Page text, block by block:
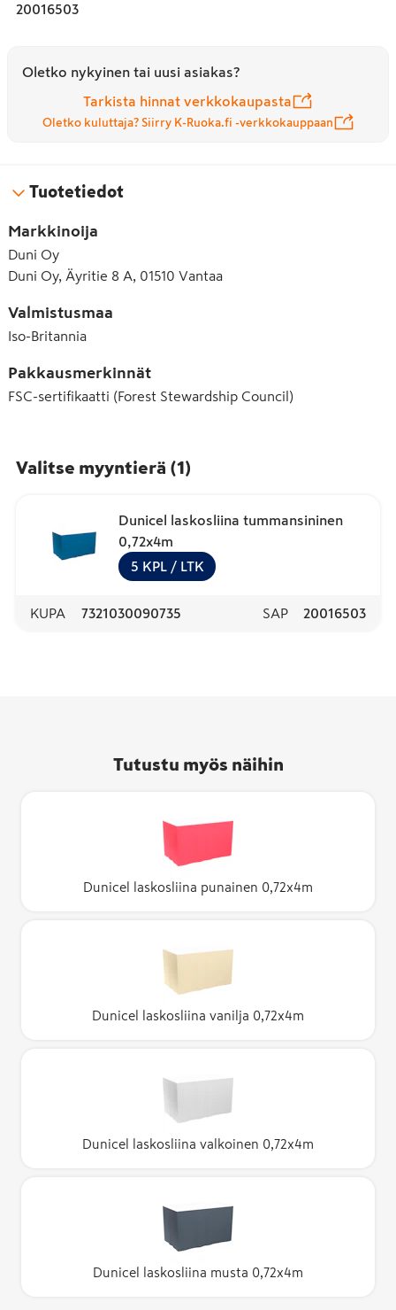
20016503
Oletko nykyinen tai uusi asiakas?
Tarkista hinnat verkkokaupasta
Oletko kuluttaja? Siirry K-Ruoka.fi -verkkokauppaan
Tuotetiedot
Markkinoija
Duni Oy
Duni Oy, Äyritie 8 A, 01510 Vantaa
Valmistusmaa
Iso-Britannia
Pakkausmerkinnät
FSC-sertifikaatti (Forest Stewardship Council)
Valitse myyntierä (1)
Dunicel laskosliina tummansininen
0,72x4m
5 KPL / LTK
KUPA 7321030090735 SAP 20016503
Tutustu myös näihin
Dunicel laskosliina punainen 0,72x4m
Dunicel laskosliina vanilja 0,72x4m
Dunicel laskosliina valkoinen 0,72x4m
Dunicel laskosliina musta 0,72x4m